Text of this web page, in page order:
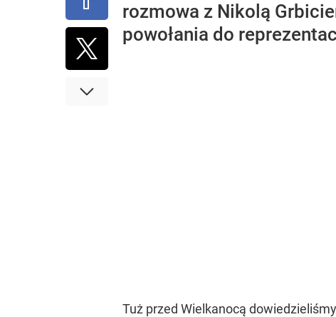
rozmowa z Nikolą
powołania do
Tuż przed Wielkanocą